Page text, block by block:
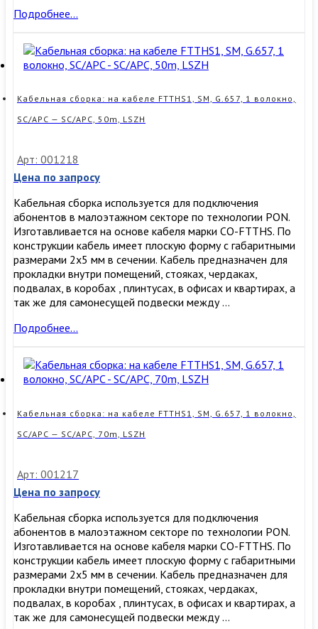
Магистральная
сборка
Подробнее…
Кабельная сборка: на кабеле FTTHS1, SM, G.657, 1 волокно,
SC/APC — SC/APC, 50m, LSZH
Арт: 001218
Цена по запросу
Кабельная сборка используется для подключения
абонентов в малоэтажном секторе по технологии PON.
Изготавливается на основе кабеля марки CO-FTTHS. По
конструкции кабель имеет плоскую форму с габаритными
размерами 2х5 мм в сечении. Кабель предназначен для
прокладки внутри помещений, стояках, чердаках,
подвалах, в коробах , плинтусах, в офисах и квартирах, а
так же для самонесущей подвески между …
Кабельная
на
кабеле
FTTHS1,
G.657,
волокно,
—
SC/APC,
50m,
LSZH
Подробнее…
Кабельная сборка: на кабеле FTTHS1, SM, G.657, 1 волокно,
SC/APC — SC/APC, 70m, LSZH
Арт: 001217
Цена по запросу
Кабельная сборка используется для подключения
абонентов в малоэтажном секторе по технологии PON.
Изготавливается на основе кабеля марки CO-FTTHS. По
конструкции кабель имеет плоскую форму с габаритными
размерами 2х5 мм в сечении. Кабель предназначен для
прокладки внутри помещений, стояках, чердаках,
подвалах, в коробах , плинтусах, в офисах и квартирах, а
так же для самонесущей подвески между …